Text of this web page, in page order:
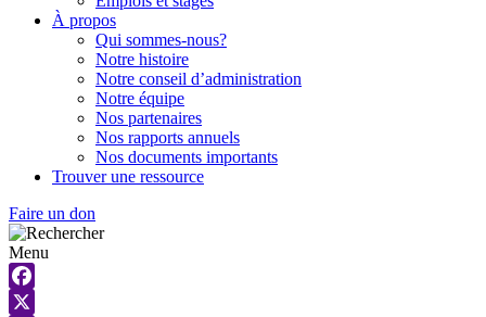
À propos
Qui sommes-nous?
Notre histoire
Notre conseil d’administration
Notre équipe
Nos partenaires
Nos rapports annuels
Nos documents importants
Trouver une ressource
Faire un don
Menu
Facebook